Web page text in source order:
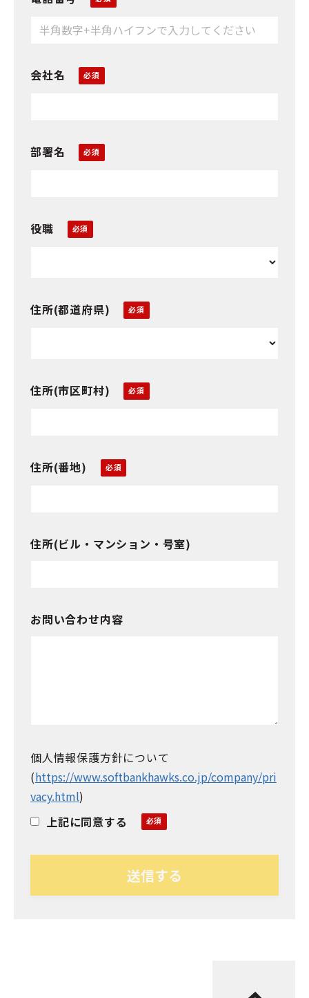
会社名
部署名
役職
住所(都道府県)
住所(市区町村)
住所(番地)
住所(ビル・マンション・号室)
お問い合わせ内容
個人情報保護方針について
(https://www.softbankhawks.co.jp/company/pri
vacy.html)
上記に同意する